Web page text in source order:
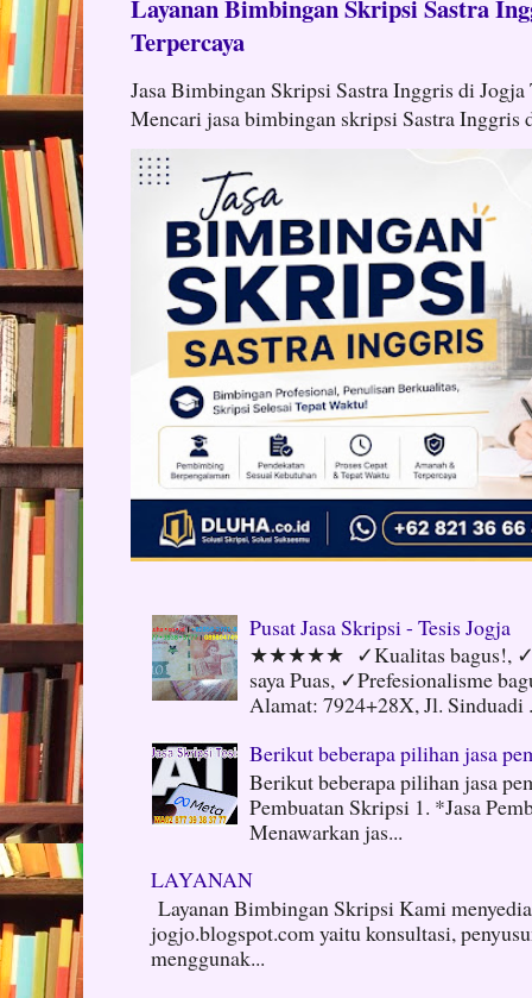
Layanan Bimbingan Skripsi Sastra
Terpercaya
Jasa Bimbingan Skripsi Sastra Inggris di Jogja
Mencari jasa bimbingan skripsi Sastra Inggris
Pusat Jasa Skripsi - Tesis Jogja
★★★★★ ✓Kualitas bagus!,
saya Puas, ✓Prefesionalisme
Alamat: 7924+28X, Jl. Sinduadi
Berikut beberapa pilihan jasa
Berikut beberapa pilihan jasa
Pembuatan Skripsi 1. *Jasa
Menawarkan jas...
LAYANAN
Layanan Bimbingan Skripsi Kami
jogjo.blogspot.com yaitu konsultasi,
menggunak...